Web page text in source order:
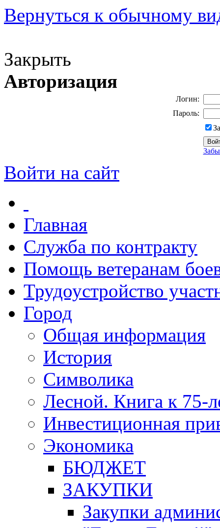
Вернуться к обычному
Закрыть
Авторизация
Логин:
Пароль:
Войти на сайт
Главная
Служба по контракту
Помощь ветеранам
Трудоустройство
Город
Общая информация
История
Символика
Лесной. Книга к 75-
Инвестиционная
Экономика
БЮДЖЕТ
ЗАКУПКИ
Закупки